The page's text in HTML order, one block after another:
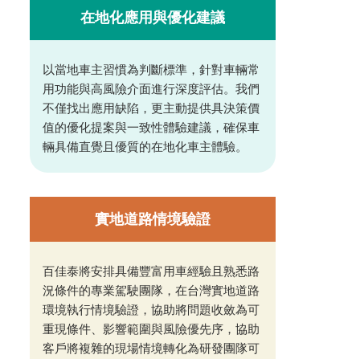
在地化應用與優化建議
以當地車主習慣為判斷標準，針對車輛常
用功能與高風險介面進行深度評估。我們
不僅找出應用缺陷，更主動提供具決策價
值的優化提案與一致性體驗建議，確保車
輛具備直覺且優質的在地化車主體驗。
實地道路情境驗證
百佳泰將安排具備豐富用車經驗且熟悉路
況條件的專業駕駛團隊，在台灣實地道路
環境執行情境驗證，協助將問題收斂為可
重現條件、影響範圍與風險優先序，協助
客戶將複雜的現場情境轉化為研發團隊可